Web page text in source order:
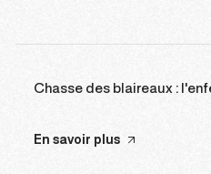
Chasse des blaireaux :
En savoir plus